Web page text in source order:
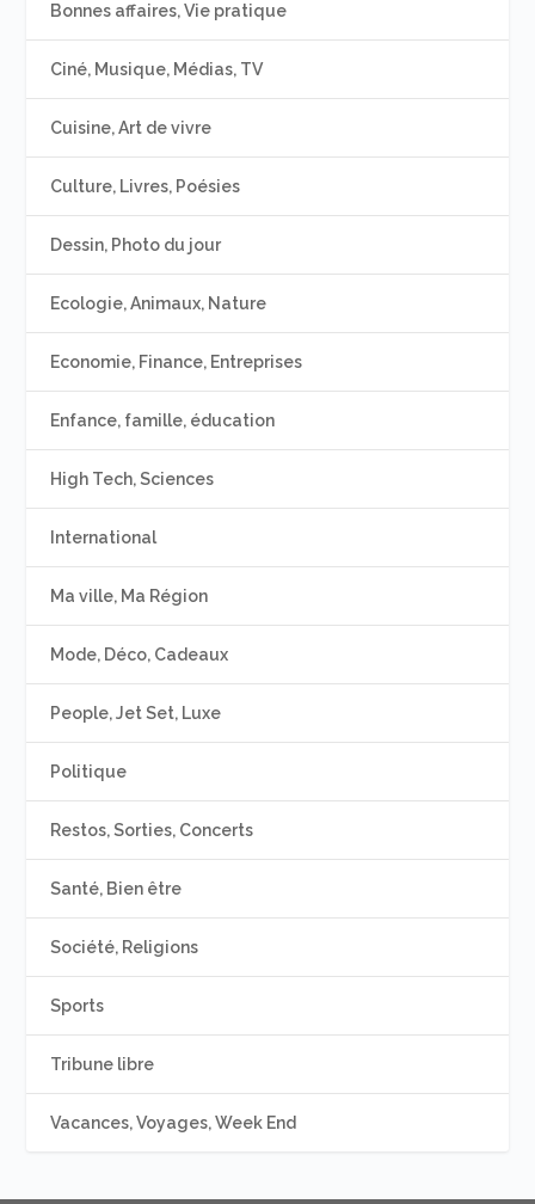
Bonnes affaires, Vie pratique
Ciné, Musique, Médias, TV
Cuisine, Art de vivre
Culture, Livres, Poésies
Dessin, Photo du jour
Ecologie, Animaux, Nature
Economie, Finance, Entreprises
Enfance, famille, éducation
High Tech, Sciences
International
Ma ville, Ma Région
Mode, Déco, Cadeaux
People, Jet Set, Luxe
Politique
Restos, Sorties, Concerts
Santé, Bien être
Société, Religions
Sports
Tribune libre
Vacances, Voyages, Week End